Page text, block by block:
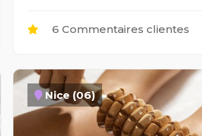
6 Commentaires clientes
Nice (06)